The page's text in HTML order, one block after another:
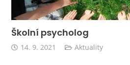
Školní psycholog
14. 9. 2021 Aktuality